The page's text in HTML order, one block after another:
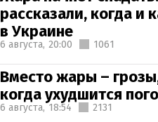
рассказали, когда и
в Украине
6 августа, 20:00 1061
Вместо жары –
когда ухудшится
6 августа, 18:54 2131